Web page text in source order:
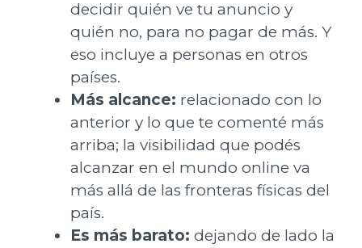
decidir quién ve tu anuncio y
quién no, para no pagar de más. Y
eso incluye a personas en otros
países.
Más alcance: relacionado con lo
anterior y lo que te comenté más
arriba; la visibilidad que podés
alcanzar en el mundo online va
más allá de las fronteras físicas del
país.
Es más barato: dejando de lado la